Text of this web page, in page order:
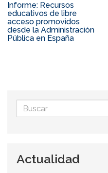
Informe: Recursos
educativos de libre
acceso promovidos
desde la Administración
Pública en España
Formulario
de
Actualidad